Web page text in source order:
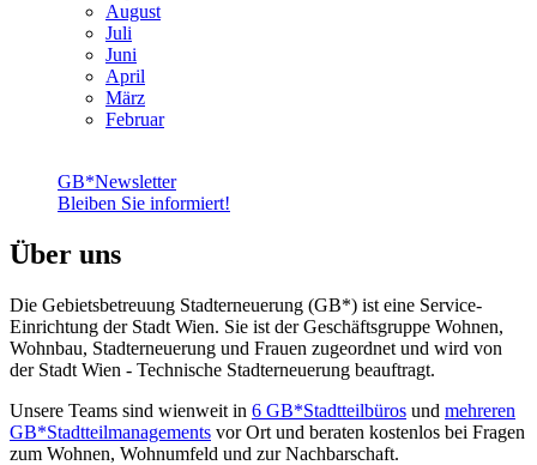
August
Juli
Juni
April
März
Februar
GB*Newsletter
Bleiben Sie informiert!
Über uns
Die Gebietsbetreuung Stadterneuerung (GB*) ist eine Service-
Einrichtung der Stadt Wien. Sie ist der Geschäfts­gruppe Wohnen,
Wohnbau, Stadt­erneuerung und Frauen zugeordnet und wird von
der Stadt Wien - Technische Stadterneuerung beauftragt.
Unsere Teams sind wienweit in 6 GB*Stadtteilbüros und mehreren
GB*Stadtteilmanagements vor Ort und beraten kostenlos bei Fragen
zum Wohnen, Wohnumfeld und zur Nachbarschaft.